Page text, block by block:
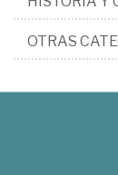
OTRAS